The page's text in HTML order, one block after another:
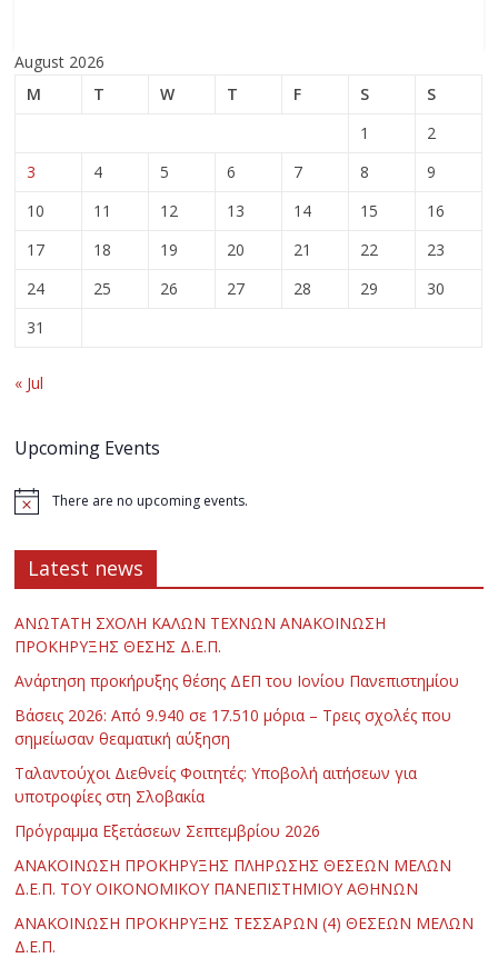
August 2026
M
T W T F S
S
1
2
3
4 5 6 7 8
9
10
11 12 13 14 15
16
17
18 19 20 21 22
23
24
25 26 27 28 29
30
31
« Jul
Upcoming Events
There are no upcoming events.
Latest news
ΑΝΩΤΑΤΗ ΣΧΟΛΗ ΚΑΛΩΝ ΤΕΧΝΩΝ ΑΝΑΚΟΙΝΩΣΗ
ΠΡΟΚΗΡΥΞΗΣ ΘΕΣΗΣ Δ.Ε.Π.
Ανάρτηση προκήρυξης θέσης ΔΕΠ του Ιονίου Πανεπιστημίου
Βάσεις 2026: Από 9.940 σε 17.510 μόρια – Τρεις σχολές που
σημείωσαν θεαματική αύξηση
Ταλαντούχοι Διεθνείς Φοιτητές: Υποβολή αιτήσεων για
υποτροφίες στη Σλοβακία
Πρόγραμμα Εξετάσεων Σεπτεμβρίου 2026
ΑΝΑΚΟΙΝΩΣΗ ΠΡΟΚΗΡΥΞΗΣ ΠΛΗΡΩΣΗΣ ΘΕΣΕΩΝ ΜΕΛΩΝ
Δ.Ε.Π. ΤΟΥ ΟΙΚΟΝΟΜΙΚΟΥ ΠΑΝΕΠΙΣΤΗΜΙΟΥ ΑΘΗΝΩΝ
ΑΝΑΚΟΙΝΩΣΗ ΠΡΟΚΗΡΥΞΗΣ ΤΕΣΣΑΡΩΝ (4) ΘΕΣΕΩΝ ΜΕΛΩΝ
Δ.Ε.Π.